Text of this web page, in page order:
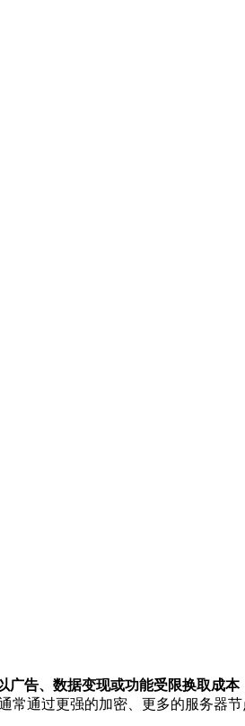
广告、数据变现或功能受限换取成
通过更强的加密、更多的服务器